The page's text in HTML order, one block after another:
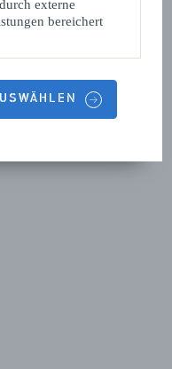
externe
bereichert